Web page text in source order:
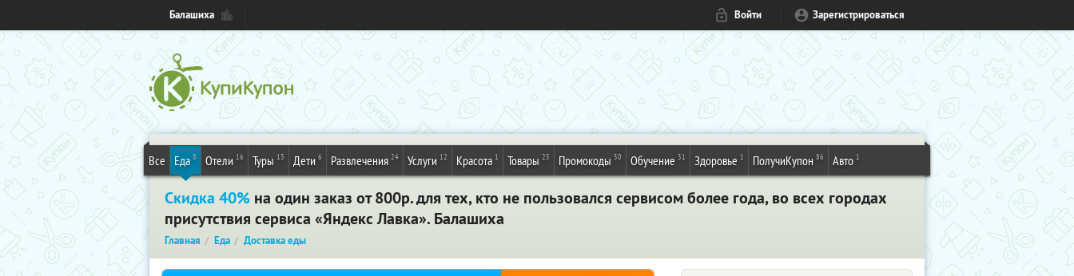
Балашиха Войти Зарегистрироваться
Все Еда 8 Отели 16 Туры 13 Дети 6 Развлечения 24 Услуги 12 Красота 1 Товары 25 Промокоды 50 Обучение 31 Здоровье 1 ПолучиКупон 86 Авто 1
Скидка 40% на один заказ от 800р. для тех, кто не пользовался сервисом более года, во всех городах
присутствия сервиса «Яндекс Лавка». Балашиха
Главная Еда Доставка еды